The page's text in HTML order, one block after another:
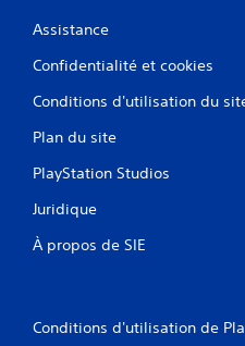
Assistance
Confidentialité et cookies
Conditions d'utilisation du
Plan du site
PlayStation Studios
Juridique
À propos de SIE
Conditions d'utilisation de